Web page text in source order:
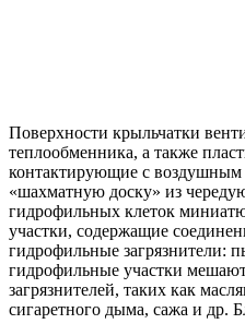
Поверхности крыльчатки
теплообменника, а также
контактирующие с воздушным
«шахматную доску» из
гидрофильных клеток
участки, содержащие
гидрофильные загрязнители:
гидрофильные участки
загрязнителей, таких как
сигаретного дыма, сажа и др.